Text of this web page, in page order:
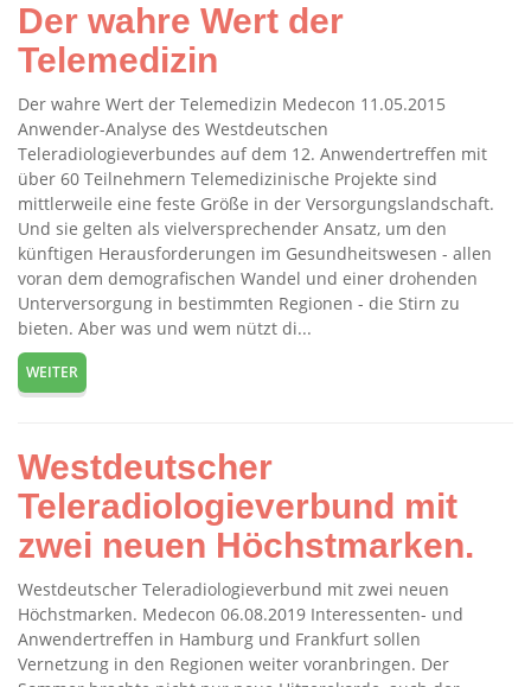
Der wahre Wert der
Telemedizin
Der wahre Wert der Telemedizin Medecon 11.05.2015
Anwender-Analyse des Westdeutschen
Teleradiologieverbundes auf dem 12. Anwendertreffen mit
über 60 Teilnehmern Telemedizinische Projekte sind
mittlerweile eine feste Größe in der Versorgungslandschaft.
Und sie gelten als vielversprechender Ansatz, um den
künftigen Herausforderungen im Gesundheitswesen - allen
voran dem demografischen Wandel und einer drohenden
Unterversorgung in bestimmten Regionen - die Stirn zu
bieten. Aber was und wem nützt di...
WEITER
Westdeutscher
Teleradiologieverbund mit
zwei neuen Höchstmarken.
Westdeutscher Teleradiologieverbund mit zwei neuen
Höchstmarken. Medecon 06.08.2019 Interessenten- und
Anwendertreffen in Hamburg und Frankfurt sollen
Vernetzung in den Regionen weiter voranbringen. Der